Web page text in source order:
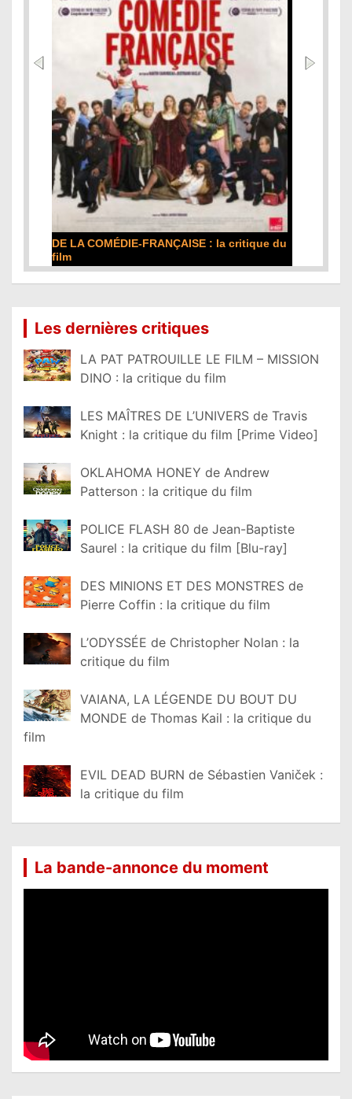
DE LA COMÉDIE-FRANÇAISE : la critique du
film
Les dernières critiques
LA PAT PATROUILLE LE FILM – MISSION
DINO : la critique du film
LES MAÎTRES DE L’UNIVERS de Travis
Knight : la critique du film [Prime Video]
OKLAHOMA HONEY de Andrew
Patterson : la critique du film
POLICE FLASH 80 de Jean-Baptiste
Saurel : la critique du film [Blu-ray]
DES MINIONS ET DES MONSTRES de
Pierre Coffin : la critique du film
L’ODYSSÉE de Christopher Nolan : la
critique du film
VAIANA, LA LÉGENDE DU BOUT DU
MONDE de Thomas Kail : la critique du
film
EVIL DEAD BURN de Sébastien Vaniček :
la critique du film
La bande-annonce du moment